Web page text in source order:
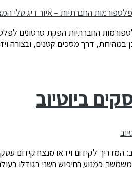
החברתיות הפקת סרטונים
במהירות, דרך מסכים קטנים, ובצורה
ביוטיוב
המדריך לקידום וידאו מנצח קידום
כמנוע החיפוש השני בגודלו